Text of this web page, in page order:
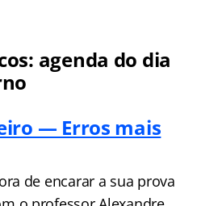
agenda do dia
— Erros mais
de encarar a sua prova